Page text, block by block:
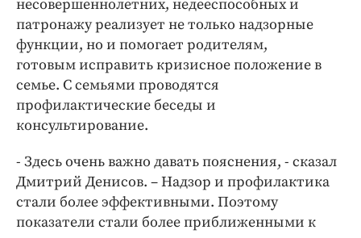
несовершеннолетних, недееспособных и
патронажу реализует не только надзорные
функции, но и помогает родителям,
готовым исправить кризисное положение в
семье. С семьями проводятся
профилактические беседы и
консультирование.
- Здесь очень важно давать пояснения, - сказал
Дмитрий Денисов. – Надзор и профилактика
стали более эффективными. Поэтому
показатели стали более приближенными к